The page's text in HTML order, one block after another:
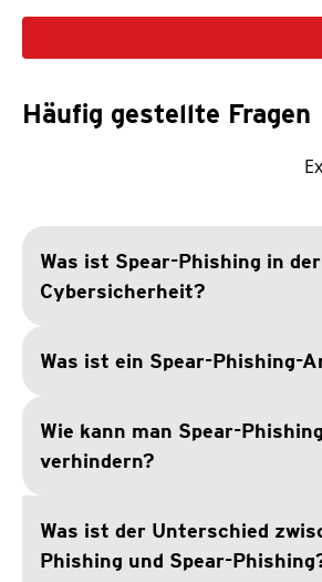
Häufig gestellte
Was ist Spear-Phishing in der
Cybersicherheit?
Was ist ein Spear-Phishing-
Wie kann man Spear-Phishing
verhindern?
Was ist der Unterschied
Phishing und Spear-